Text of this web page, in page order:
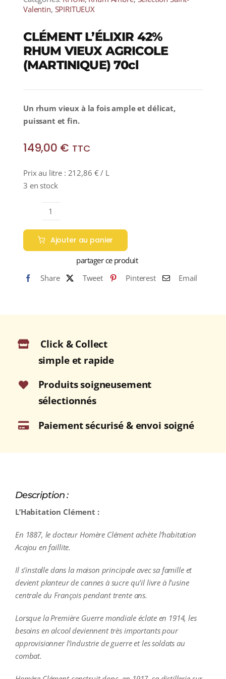
Valentin, SPIRITUEUX
CLÉMENT L’ÉLIXIR 42%
RHUM VIEUX AGRICOLE
(MARTINIQUE) 70cl
Un rhum vieux à la fois ample et délicat,
puissant et fin.
149,00 € TTC
Prix au litre : 212,86 € / L
3 en stock
quantité
de
CLÉMENT
L'ÉLIXIR
RHUM
(MARTINIQUE)
Ajouter au panier
partager ce produit
Share
Tweet Pinterest Email
Click & Collect
simple et rapide
Produits soigneusement
sélectionnés
Paiement sécurisé & envoi soigné
Description :
L’Habitation Clément :
En 1887, le docteur Homère Clément achète l’habitation
Acajou en faillite.
Il s’installe dans la maison principale avec sa famille et
devient planteur de cannes à sucre qu’il livre à l’usine
centrale du François pendant trente ans.
Lorsque la Première Guerre mondiale éclate en 1914, les
besoins en alcool deviennent très importants pour
approvisionner l’industrie de guerre et les soldats au
combat.